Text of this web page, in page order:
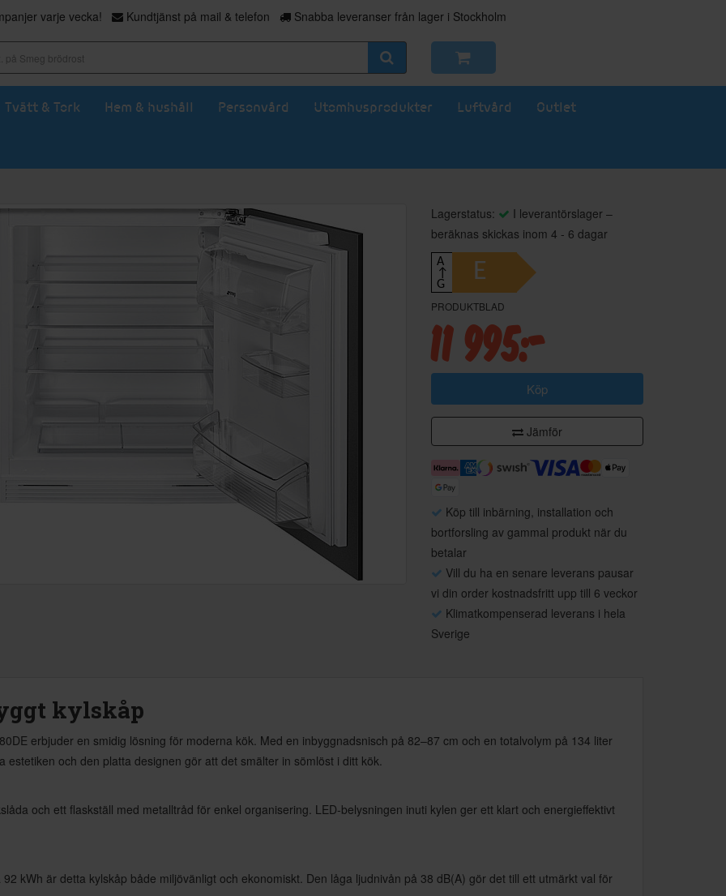
varje vecka! Kundtjänst på mail & telefon Snabba leveranser från lager i Stockholm
Tvätt & Tork Hem & hushåll Personvård Utomhusprodukter Luftvård Outlet
Lagerstatus:
I leverantörslager –
beräknas skickas inom 4 - 6 dagar
A
↑
G
E
PRODUKTBLAD
11 995:-
Köp
Jämför
Köp till inbärning, installation och
bortforsling av gammal produkt när du
betalar
Vill du ha en senare leverans pausar
vi din order kostnadsfritt upp till 6 veckor
Klimatkompenserad leverans i hela
Sverige
kylskåp
erbjuder en smidig lösning för moderna kök. Med en inbyggnadsnisch på 82–87 cm och en totalvolym på 134 liter
och den platta designen gör att det smälter in sömlöst i ditt kök.
och ett flaskställ med metalltråd för enkel organisering. LED-belysningen inuti kylen ger ett klart och energieffektivt
kWh är detta kylskåp både miljövänligt och ekonomiskt. Den låga ljudnivån på 38 dB(A) gör det till ett utmärkt val för